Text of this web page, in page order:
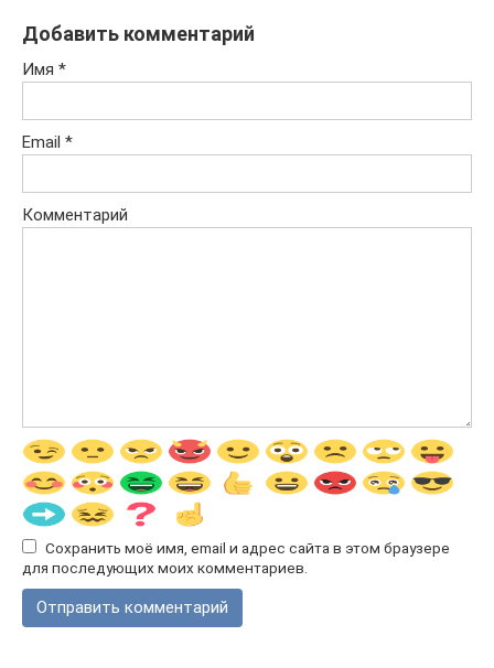
Добавить комментарий
Имя *
Email *
Комментарий
Сохранить моё имя, email и адрес сайта в этом браузере
для последующих моих комментариев.